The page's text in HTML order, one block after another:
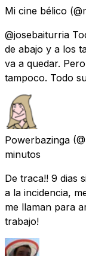
Mi cine bélico
@josebaiturria
de abajo y a los
va a quedar.
tampoco. Todo
Powerbazinga
minutos
De traca!! 9 dias
a la incidencia,
me llaman para
trabajo!